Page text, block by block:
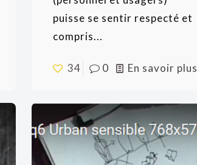
puisse se sentir respecté et
compris...
34 0 En savoir plus